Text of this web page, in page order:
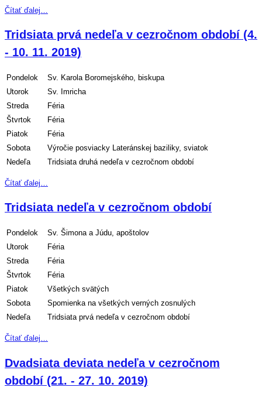
Čítať ďalej…
Tridsiata prvá nedeľa v cezročnom období (4.
- 10. 11. 2019)
Pondelok
Sv. Karola Boromejského, biskupa
Utorok
Sv. Imricha
Streda
Féria
Štvrtok
Féria
Piatok
Féria
Sobota
Výročie posviacky Lateránskej baziliky, sviatok
Nedeľa
Tridsiata druhá nedeľa v cezročnom období
Čítať ďalej…
Tridsiata nedeľa v cezročnom období
Pondelok
Sv. Šimona a Júdu, apoštolov
Utorok
Féria
Streda
Féria
Štvrtok
Féria
Piatok
Všetkých svätých
Sobota
Spomienka na všetkých verných zosnulých
Nedeľa
Tridsiata prvá nedeľa v cezročnom období
Čítať ďalej…
Dvadsiata deviata nedeľa v cezročnom
období (21. - 27. 10. 2019)